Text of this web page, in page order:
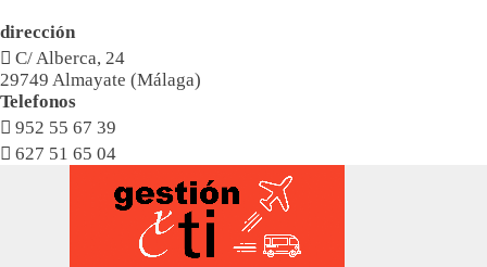
dirección
 C/ Alberca, 24
29749 Almayate (Málaga)
Telefonos
 952 55 67 39
 627 51 65 04